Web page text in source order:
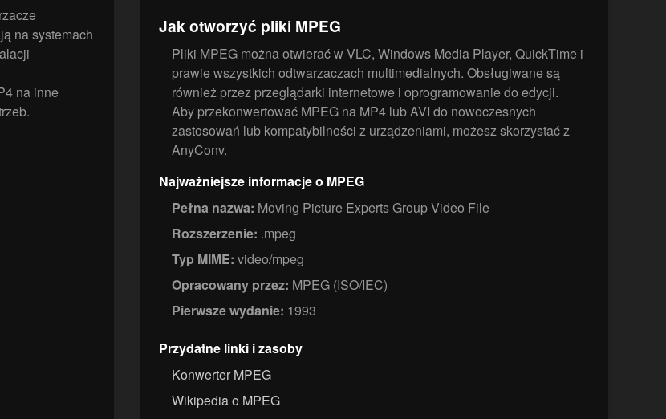
na systemach
na inne
Jak otworzyć pliki MPEG
Pliki MPEG można otwierać w VLC, Windows Media Player, QuickTime i
prawie wszystkich odtwarzaczach multimedialnych. Obsługiwane są
również przez przeglądarki internetowe i oprogramowanie do edycji.
Aby przekonwertować MPEG na MP4 lub AVI do nowoczesnych
zastosowań lub kompatybilności z urządzeniami, możesz skorzystać z
AnyConv.
Najważniejsze informacje o MPEG
Pełna nazwa: Moving Picture Experts Group Video File
Rozszerzenie: .mpeg
Typ MIME: video/mpeg
Opracowany przez: MPEG (ISO/IEC)
Pierwsze wydanie: 1993
Przydatne linki i zasoby
Konwerter MPEG
Wikipedia o MPEG